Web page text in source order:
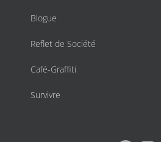
Blogue
Reflet de Société
Café-Graffiti
Survivre